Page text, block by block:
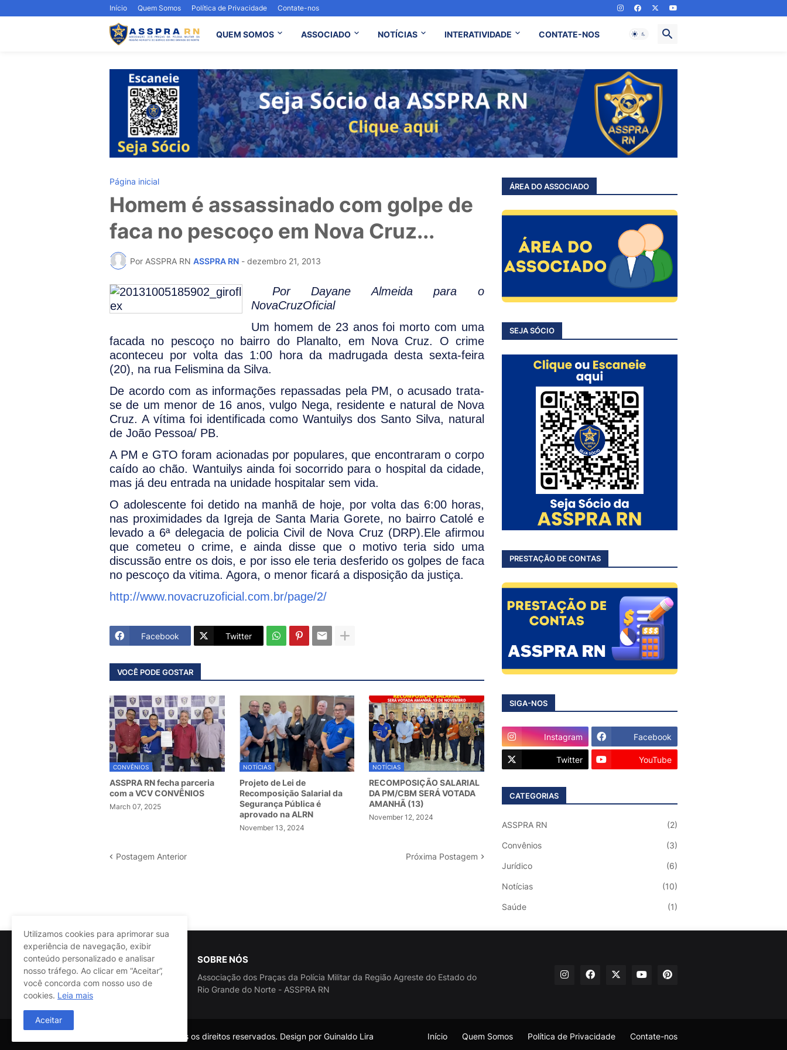
Início Quem Somos Política de Privacidade Contate-nos
QUEM SOMOS ASSOCIADO NOTÍCIAS INTERATIVIDADE CONTATE-NOS
Página inicial
Homem é assassinado com golpe de
faca no pescoço em Nova Cruz...
Por ASSPRA RN ASSPRA RN - dezembro 21, 2013
Por Dayane Almeida para o
NovaCruzOficial
Um homem de 23 anos foi morto com uma
facada no pescoço no bairro do Planalto, em Nova Cruz. O crime
aconteceu por volta das 1:00 hora da madrugada desta sexta-feira
(20), na rua Felismina da Silva.
De acordo com as informações repassadas pela PM, o acusado trata-
se de um menor de 16 anos, vulgo Nega, residente e natural de Nova
Cruz. A vítima foi identificada como Wantuilys dos Santo Silva, natural
de João Pessoa/ PB.
A PM e GTO foram acionadas por populares, que encontraram o corpo
caído ao chão. Wantuilys ainda foi socorrido para o hospital da cidade,
mas já deu entrada na unidade hospitalar sem vida.
O adolescente foi detido na manhã de hoje, por volta das 6:00 horas,
nas proximidades da Igreja de Santa Maria Gorete, no bairro Catolé e
levado a 6ª delegacia de policia Civil de Nova Cruz (DRP).Ele afirmou
que cometeu o crime, e ainda disse que o motivo teria sido uma
discussão entre os dois, e por isso ele teria desferido os golpes de faca
no pescoço da vitima. Agora, o menor ficará a disposição da justiça.
http://www.novacruzoficial.com.br/page/2/
Facebook Twitter
VOCÊ PODE GOSTAR
CONVÊNIOS
ASSPRA RN fecha parceria
com a VCV CONVÊNIOS
March 07, 2025
NOTÍCIAS
Projeto de Lei de
Recomposição Salarial da
Segurança Pública é
aprovado na ALRN
November 13, 2024
NOTÍCIAS
RECOMPOSIÇÃO SALARIAL
DA PM/CBM SERÁ VOTADA
AMANHÃ (13)
November 12, 2024
Postagem Anterior Próxima Postagem
ÁREA DO ASSOCIADO
SEJA SÓCIO
PRESTAÇÃO DE CONTAS
SIGA-NOS
Instagram Facebook
Twitter YouTube
CATEGORIAS
ASSPRA RN (2)
Convênios (3)
Jurídico (6)
Notícias (10)
Saúde (1)
SOBRE NÓS
Associação dos Praças da Polícia Militar da Região Agreste do Estado do
Rio Grande do Norte - ASSPRA RN
@ASSPRA RN Todos os direitos reservados. Design por Guinaldo Lira Início Quem Somos Política de Privacidade Contate-nos
Utilizamos cookies para aprimorar sua
experiência de navegação, exibir
conteúdo personalizado e analisar
nosso tráfego. Ao clicar em “Aceitar”,
você concorda com nosso uso de
cookies. Leia mais
Aceitar